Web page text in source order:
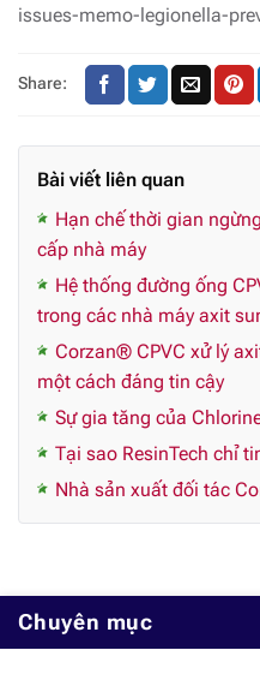
issues-memo-legionella-
Share:
Bài viết liên quan
Hạn chế thời gian
cấp nhà máy
Hệ thống đường ống
trong các nhà máy axit
Corzan® CPVC xử lý
một cách đáng tin cậy
Sự gia tăng của
Tại sao ResinTech chỉ
Nhà sản xuất đối tác
Chuyên mục